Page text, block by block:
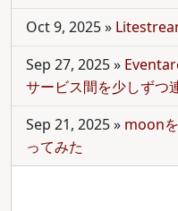
Oct 9, 2025»
Sep 27, 2025»
サービス間を少しずつ
Sep 21, 2025» moon
ってみた